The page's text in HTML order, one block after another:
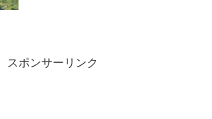
スポンサーリンク